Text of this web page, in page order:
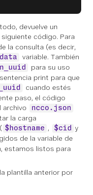
devuelve un
código. Para
la consulta (es decir,
data
variable. También
para su uso
print para que
cuando estés
paso, el código
archivo ncco.json
la carga
$hostname , $cid y
de la variable de
estamos listos para
plantilla anterior por